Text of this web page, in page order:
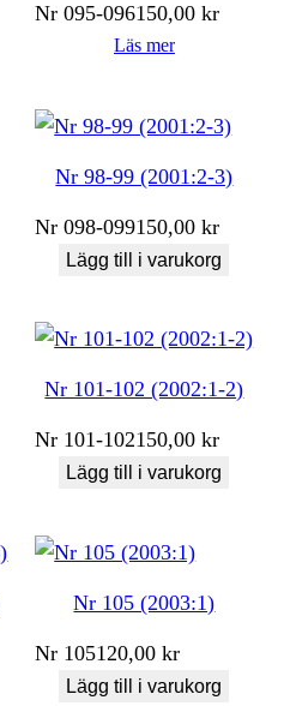
Nr 095-096150,00kr
Läs mer
Nr 98-99 (2001:2-3)
Nr 098-099150,00kr
Lägg till i varukorg
Nr 101-102 (2002:1-2)
Nr 101-102150,00kr
Lägg till i varukorg
Nr 105 (2003:1)
Nr 105120,00kr
Lägg till i varukorg